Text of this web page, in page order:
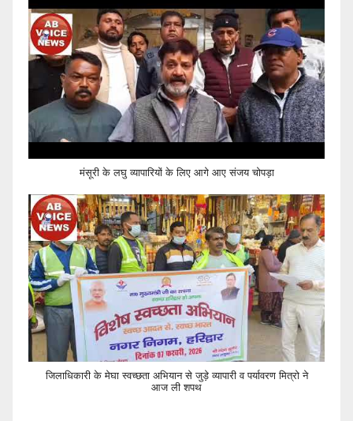
मंसूरी के लघु व्यापारियों के लिए आगे आए संजय चोपड़ा
जिलाधिकारी के मेघा स्वच्छता अभियान से जुड़े व्यापारी व पर्यावरण मित्रो ने
आज ली शपथ